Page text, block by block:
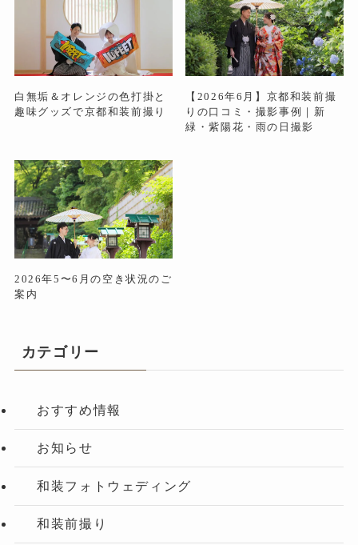
白無垢＆オレンジの色打掛と
趣味グッズで京都和装前撮り
【2026年6月】京都和装前撮
りの口コミ・撮影事例｜新
緑・紫陽花・雨の日撮影
2026年5〜6月の空き状況のご
案内
カテゴリー
おすすめ情報
お知らせ
和装フォトウェディング
和装前撮り